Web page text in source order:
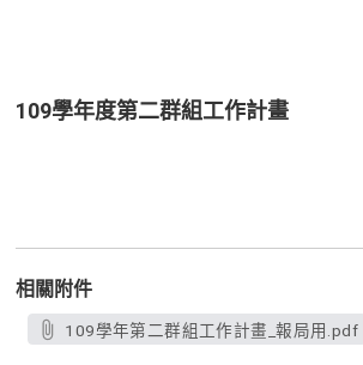
109學年度第二群組工作計畫
相關附件
109學年第二群組工作計畫_報局用.pdf